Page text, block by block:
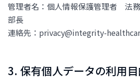
管理者名：個人情報保護管理者 法
部長
連絡先：privacy@integrity-
3. 保有個人データの利用